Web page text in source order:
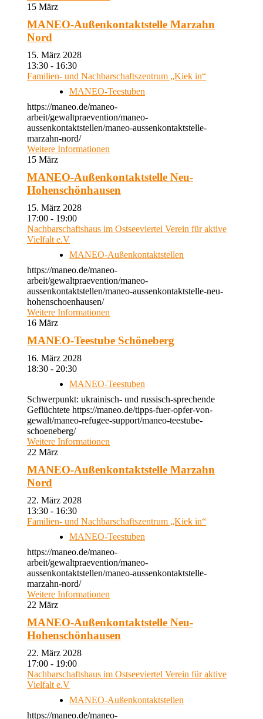
15 März
MANEO-Außenkontaktstelle Marzahn
Nord
15. März 2028
13:30 - 16:30
Familien- und Nachbarschaftszentrum „Kiek in“
MANEO-Teestuben
https://maneo.de/maneo-
arbeit/gewaltpraevention/maneo-
aussenkontaktstellen/maneo-aussenkontaktstelle-
marzahn-nord/
Weitere Informationen
15 März
MANEO-Außenkontaktstelle Neu-
Hohenschönhausen
15. März 2028
17:00 - 19:00
Nachbarschaftshaus im Ostseeviertel Verein für aktive
Vielfalt e.V
MANEO-Außenkontaktstellen
https://maneo.de/maneo-
arbeit/gewaltpraevention/maneo-
aussenkontaktstellen/maneo-aussenkontaktstelle-neu-
hohenschoenhausen/
Weitere Informationen
16 März
MANEO-Teestube Schöneberg
16. März 2028
18:30 - 20:30
MANEO-Teestuben
Schwerpunkt: ukrainisch- und russisch-sprechende
Geflüchtete https://maneo.de/tipps-fuer-opfer-von-
gewalt/maneo-refugee-support/maneo-teestube-
schoeneberg/
Weitere Informationen
22 März
MANEO-Außenkontaktstelle Marzahn
Nord
22. März 2028
13:30 - 16:30
Familien- und Nachbarschaftszentrum „Kiek in“
MANEO-Teestuben
https://maneo.de/maneo-
arbeit/gewaltpraevention/maneo-
aussenkontaktstellen/maneo-aussenkontaktstelle-
marzahn-nord/
Weitere Informationen
22 März
MANEO-Außenkontaktstelle Neu-
Hohenschönhausen
22. März 2028
17:00 - 19:00
Nachbarschaftshaus im Ostseeviertel Verein für aktive
Vielfalt e.V
MANEO-Außenkontaktstellen
https://maneo.de/maneo-